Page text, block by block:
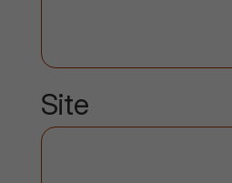
Site